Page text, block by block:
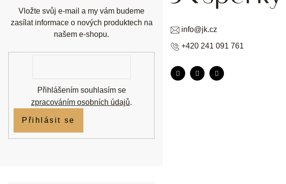
info@jk.cz
+420 241 091 761
Vložte svůj e-mail a my vám budeme
zasílat informace o nových produktech na
našem e-shopu.
Přihlášením souhlasím se
zpracováním osobních údajů.
Přihlásit se